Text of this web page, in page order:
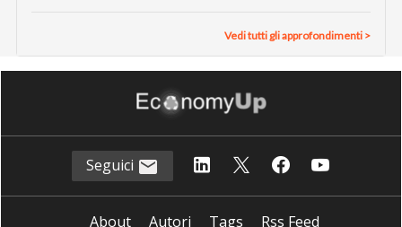
Vedi tutti gli approfondimenti >
Seguici
About Autori Tags Rss Feed